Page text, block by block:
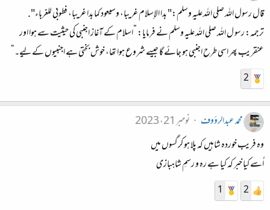
قال رسول الله صلى الله عليه وسلم:" بدا الإسلام غريبا، وسيعود كما بدا غريبا، فطوبى للغرباء".
ترجمہ: رسو ل اللہ صلی اللہ علیہ وسلم نے فرمایا: ”اسلام کے آغاز اجنبی کی حیثیت سے ہوا اور
عنقریب پھر اسی طرح اجنبی ہو جائے گا جیسے شروع ہوا تھا، خوش بختی ہے اجنبیوں کے لیے۔“
2
محمد عبدالرؤوف
نومبر 21، 2023
وہ فریب خوردہ شاہیں کہ پلا ہو کرگسوں میں
اُسے کیا خبر کہ کیا ہے رہ و رسمِ شاہبازی
2
1